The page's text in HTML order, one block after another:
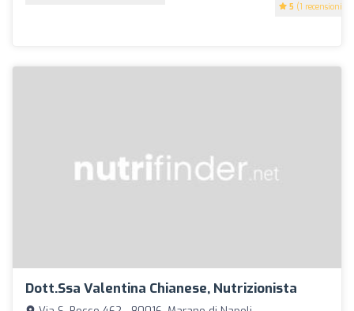
5 (1 recensioni)
Dott.ssa Valentina Chianese, Nutrizionista